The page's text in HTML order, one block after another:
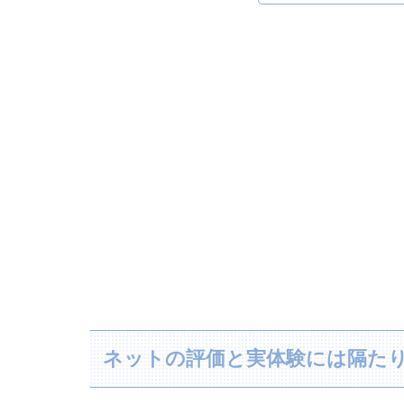
ネットの評価と実体験には隔た